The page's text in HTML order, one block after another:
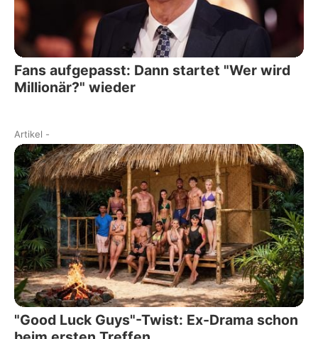
Fans aufgepasst: Dann startet "Wer wird
Millionär?" wieder
Artikel -
"Good Luck Guys"-Twist: Ex-Drama schon